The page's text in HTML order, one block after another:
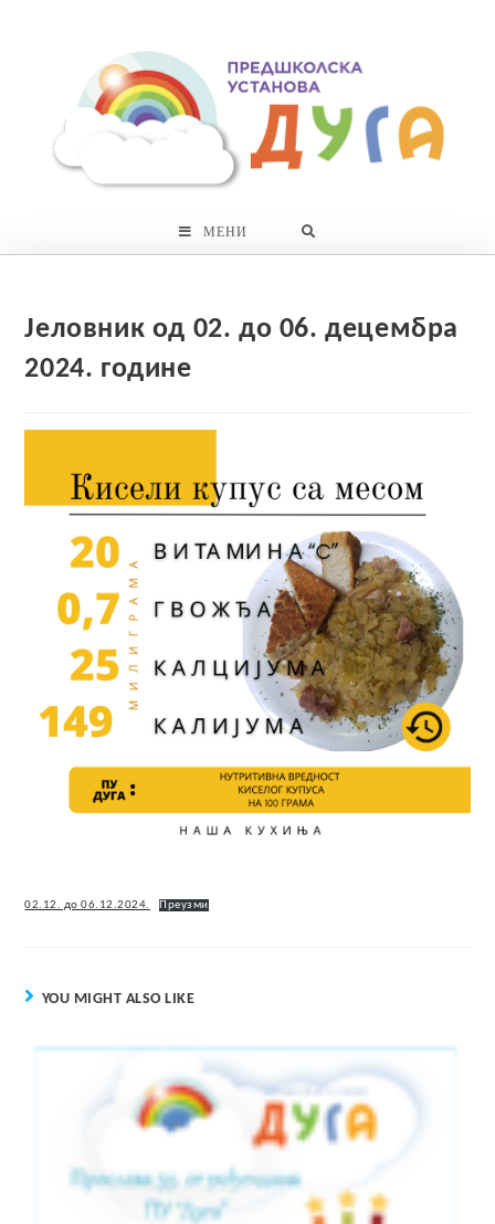
МЕНИ
Јеловник од 02. до 06. децембра
2024. године
02.12. до 06.12.2024. Преузми
YOU MIGHT ALSO LIKE